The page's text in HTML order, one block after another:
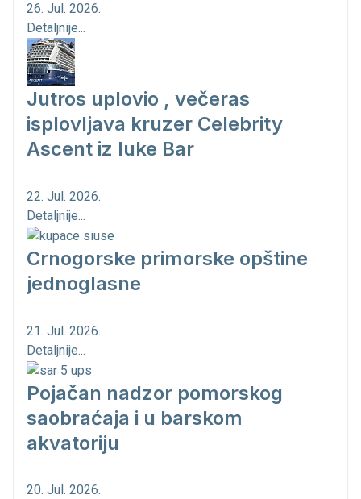
26. Jul. 2026.
Detaljnije...
Jutros uplovio , večeras
isplovljava kruzer Celebrity
Ascent iz luke Bar
22. Jul. 2026.
Detaljnije...
Crnogorske primorske opštine
jednoglasne
21. Jul. 2026.
Detaljnije...
Pojačan nadzor pomorskog
saobraćaja i u barskom
akvatoriju
20. Jul. 2026.